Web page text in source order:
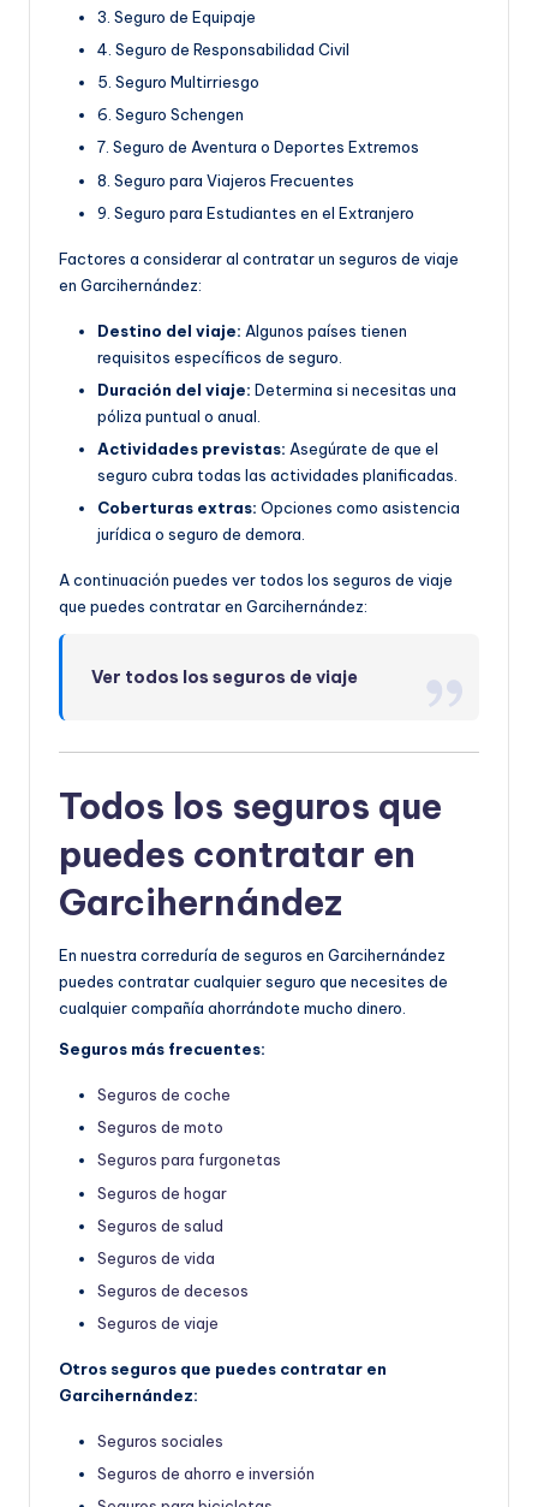
3. Seguro de Equipaje
4. Seguro de Responsabilidad Civil
5. Seguro Multirriesgo
6. Seguro Schengen
7. Seguro de Aventura o Deportes Extremos
8. Seguro para Viajeros Frecuentes
9. Seguro para Estudiantes en el Extranjero
Factores a considerar al contratar un seguros de viaje
en Garcihernández:
Destino del viaje: Algunos países tienen
requisitos específicos de seguro.
Duración del viaje: Determina si necesitas una
póliza puntual o anual.
Actividades previstas: Asegúrate de que el
seguro cubra todas las actividades planificadas.
Coberturas extras: Opciones como asistencia
jurídica o seguro de demora.
A continuación puedes ver todos los seguros de viaje
que puedes contratar en Garcihernández:
Ver todos los seguros de viaje
Todos los seguros que
puedes contratar en
Garcihernández
En nuestra correduría de seguros en Garcihernández
puedes contratar cualquier seguro que necesites de
cualquier compañía ahorrándote mucho dinero.
Seguros más frecuentes:
Seguros de coche
Seguros de moto
Seguros para furgonetas
Seguros de hogar
Seguros de salud
Seguros de vida
Seguros de decesos
Seguros de viaje
Otros seguros que puedes contratar en
Garcihernández:
Seguros sociales
Seguros de ahorro e inversión